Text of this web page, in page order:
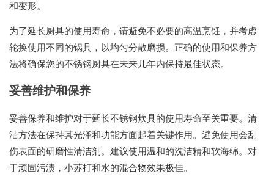
和变形。
为了延长厨具的使用寿命，请避免不必要的高温烹饪，并考虑
轮换使用不同的锅具，以均匀分散磨损。正确的使用和保养方
法将确保您的不锈钢厨具在未来几年内保持最佳状态。
妥善维护和保养
妥善保养和维护对于延长不锈钢炊具的使用寿命至关重要。清
洁方法在保持其光泽和功能方面起着关键作用。避免使用会刮
伤表面的研磨性清洁剂。建议使用温和的洗洁精和软海绵。对
于顽固污渍，小苏打和水的混合物效果极佳。